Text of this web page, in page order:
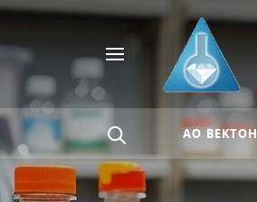
Найти
Например,
АО ВЕКТОН